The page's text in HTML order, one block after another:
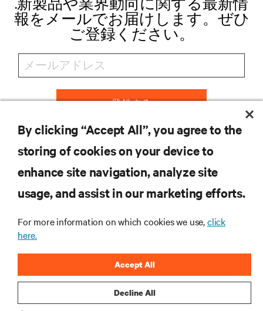
報をメールでお届けします。ぜひ
ご登録ください。
登録する
リソース
サポート
企業
By clicking “Accept All”, you agree to the
storing of cookies on your device to
enhance site navigation, analyze site
usage, and assist in our marketing efforts.
For more information on which cookies we use,click
here.
Decline All
Accept All